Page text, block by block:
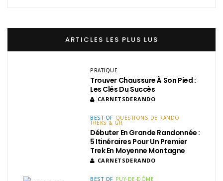
ARTICLES LES PLUS LUS
PRATIQUE
Trouver Chaussure À Son Pied :
Les Clés Du Succès
CARNETSDERANDO
BEST OF QUESTIONS DE RANDO
TREKS & GR
Débuter En Grande Randonnée :
5 Itinéraires Pour Un Premier
Trek En Moyenne Montagne
CARNETSDERANDO
BEST OF PUY-DE-DÔME